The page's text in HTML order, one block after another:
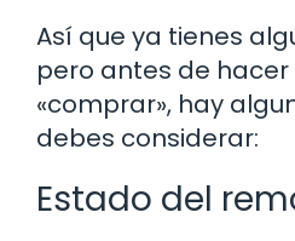
Así que ya tienes
pero antes de hacer
«comprar», hay
debes considerar:
Estado del